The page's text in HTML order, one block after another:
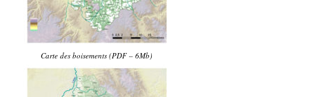
Carte des boisements (PDF – 6Mb)